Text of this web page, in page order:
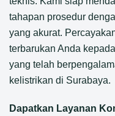
tahapan prosedur
yang akurat.
terbarukan Anda
yang telah
kelistrikan di Surabaya.
Dapatkan Layanan